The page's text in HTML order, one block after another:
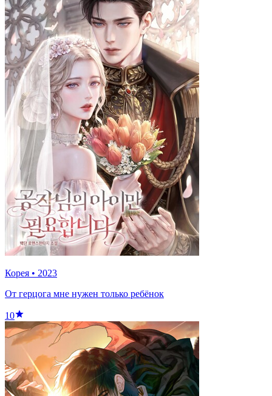
Корея • 2023
От герцога мне нужен только ребёнок
10